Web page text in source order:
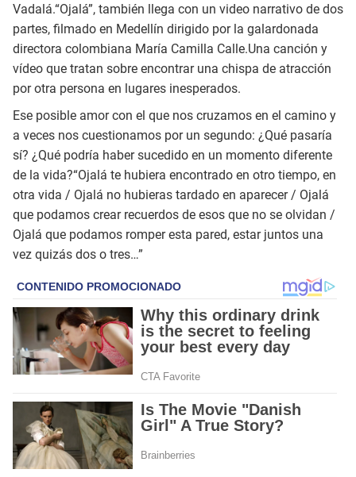
Vadalá.“Ojalá”, también llega con un video narrativo de dos
partes, filmado en Medellín dirigido por la galardonada
directora colombiana María Camilla Calle.Una canción y
vídeo que tratan sobre encontrar una chispa de atracción
por otra persona en lugares inesperados.
Ese posible amor con el que nos cruzamos en el camino y
a veces nos cuestionamos por un segundo: ¿Qué pasaría
sí? ¿Qué podría haber sucedido en un momento diferente
de la vida?“Ojalá te hubiera encontrado en otro tiempo, en
otra vida / Ojalá no hubieras tardado en aparecer / Ojalá
que podamos crear recuerdos de esos que no se olvidan /
Ojalá que podamos romper esta pared, estar juntos una
vez quizás dos o tres…”